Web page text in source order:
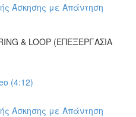
Άσκησης με Απάντηση
& LOOP (ΕΠΕΞΕΡΓΑΣΙΑ
(4:12)
Άσκησης με Απάντηση